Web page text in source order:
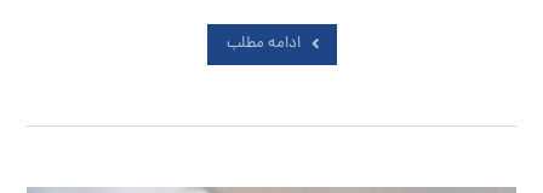
ادامه مطلب